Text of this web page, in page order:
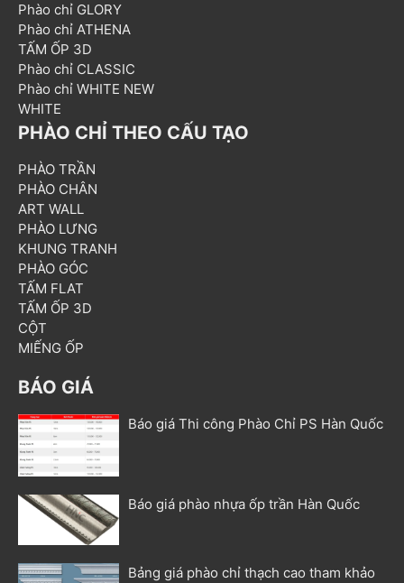
Phào chỉ GLORY
Phào chỉ ATHENA
TẤM ỐP 3D
Phào chỉ CLASSIC
Phào chỉ WHITE NEW
WHITE
PHÀO CHỈ THEO CẤU TẠO
PHÀO TRẦN
PHÀO CHÂN
ART WALL
PHÀO LƯNG
KHUNG TRANH
PHÀO GÓC
TẤM FLAT
TẤM ỐP 3D
CỘT
MIẾNG ỐP
BÁO GIÁ
Báo giá Thi công Phào Chỉ PS Hàn Quốc
Báo giá phào nhựa ốp trần Hàn Quốc
Bảng giá phào chỉ thạch cao tham khảo